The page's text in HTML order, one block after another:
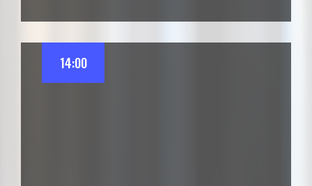
14:00